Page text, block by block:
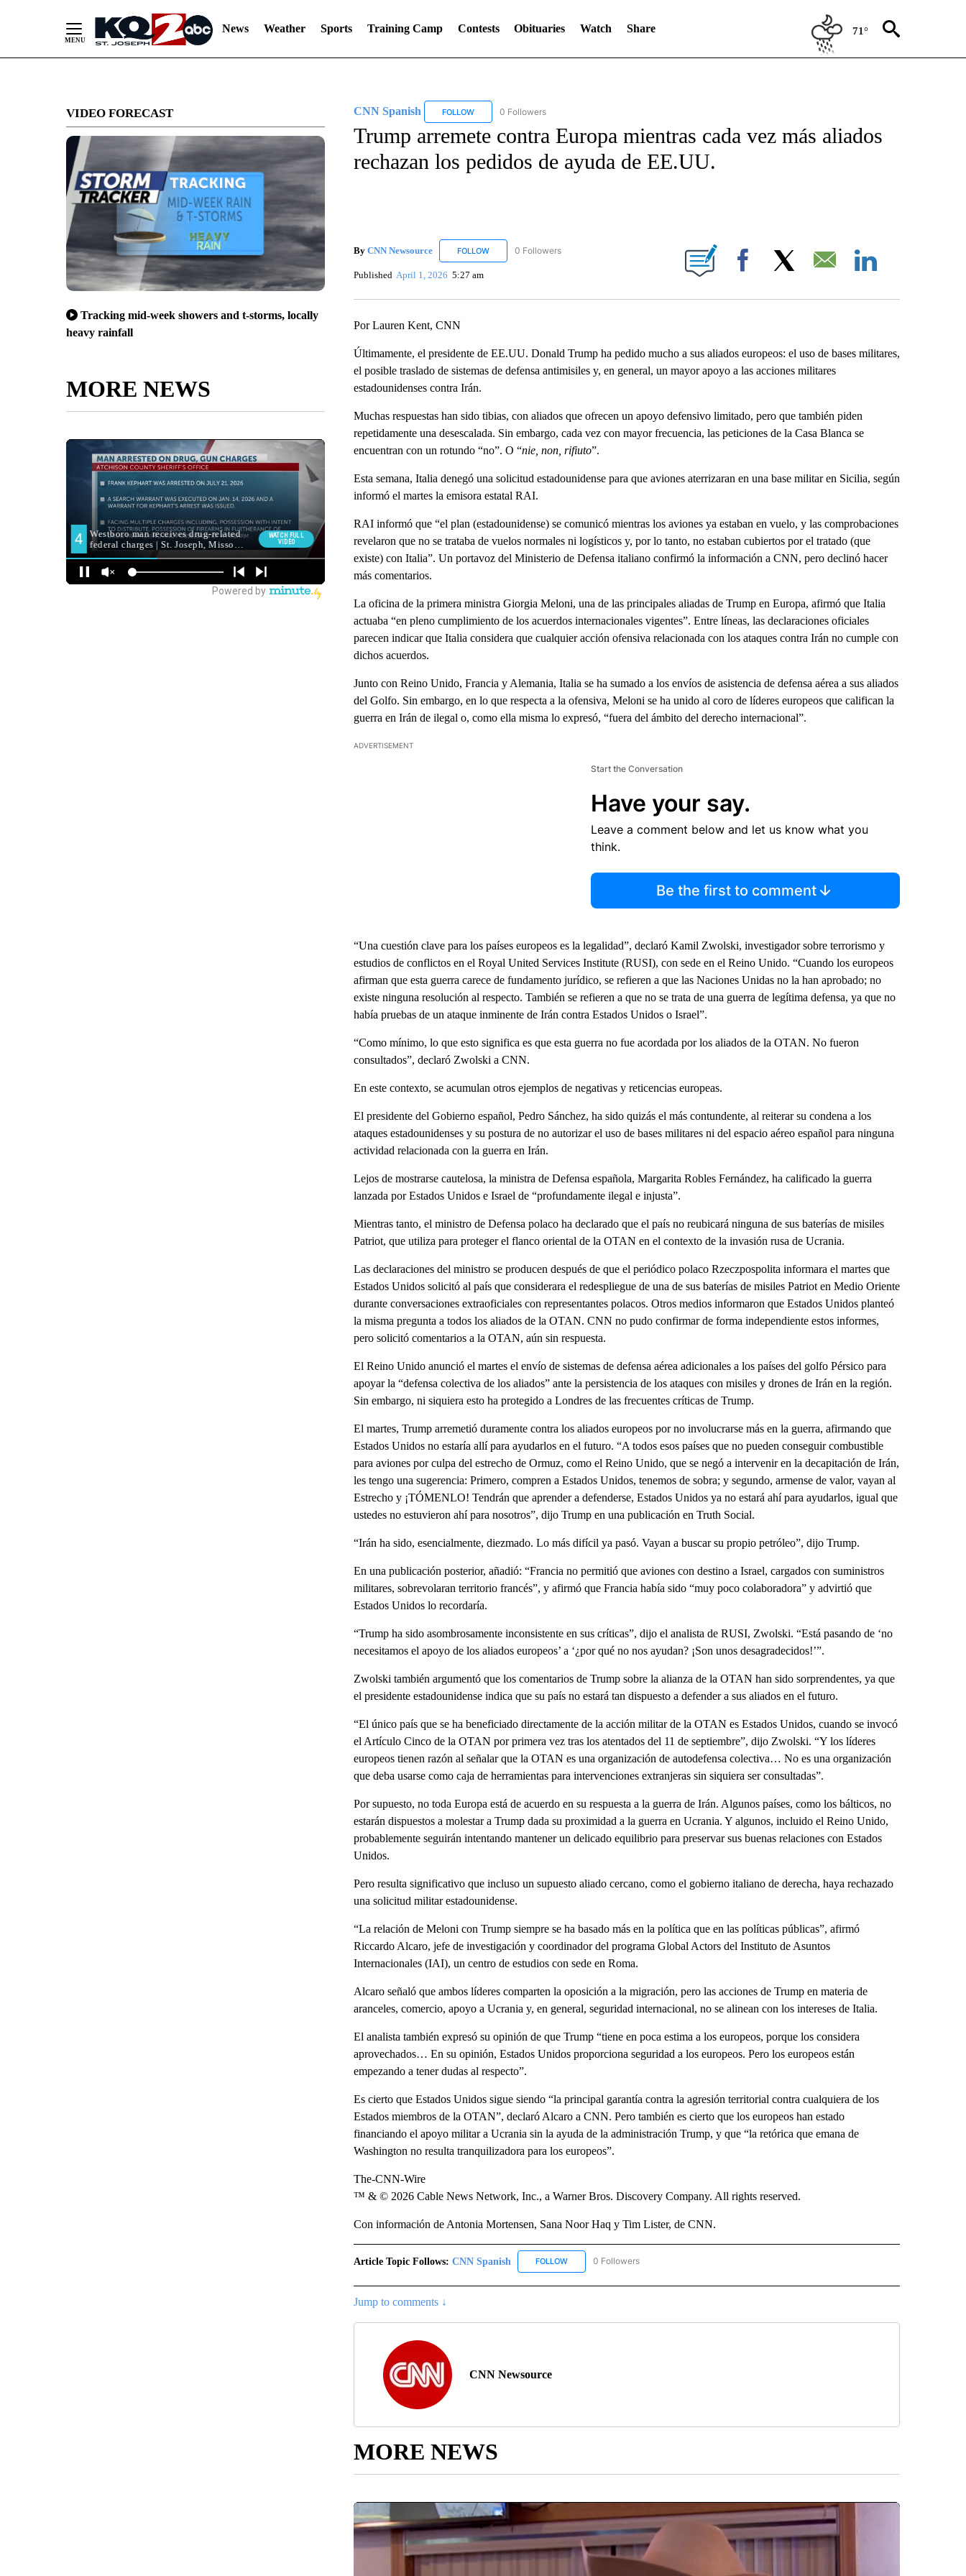
News Weather Sports Training Camp Contests Obituaries Watch Share 71°
VIDEO FORECAST
Tracking mid-week showers and t-storms, locally
heavy rainfall
MORE NEWS
CNN Spanish FOLLOWFOLLOW "CNN SPANISH" TO RECEIVE NOTIFICATIONS ABOUT NEW PAGES ON "CNN SPANISH".
0 Followers
Trump arremete contra Europa mientras cada vez más aliados
rechazan los pedidos de ayuda de EE.UU.
By CNN Newsource FOLLOWFOLLOW "CNN NEWSOURCE" TO RECEIVE NOTIFICATIONS ABOUT NEW PAGES ON "CNN NEWSOURCE".
0 Followers
Published April 1, 2026 5:27 am Facebook Email
Por Lauren Kent, CNN
Últimamente, el presidente de EE.UU. Donald Trump ha pedido mucho a sus aliados europeos: el uso de bases militares,
el posible traslado de sistemas de defensa antimisiles y, en general, un mayor apoyo a las acciones militares
estadounidenses contra Irán.
Muchas respuestas han sido tibias, con aliados que ofrecen un apoyo defensivo limitado, pero que también piden
repetidamente una desescalada. Sin embargo, cada vez con mayor frecuencia, las peticiones de la Casa Blanca se
encuentran con un rotundo “no”. O “nie, non, rifiuto”.
Esta semana, Italia denegó una solicitud estadounidense para que aviones aterrizaran en una base militar en Sicilia, según
informó el martes la emisora ​​estatal RAI.
RAI informó que “el plan (estadounidense) se comunicó mientras los aviones ya estaban en vuelo, y las comprobaciones
revelaron que no se trataba de vuelos normales ni logísticos y, por lo tanto, no estaban cubiertos por el tratado (que
existe) con Italia”. Un portavoz del Ministerio de Defensa italiano confirmó la información a CNN, pero declinó hacer
más comentarios.
La oficina de la primera ministra Giorgia Meloni, una de las principales aliadas de Trump en Europa, afirmó que Italia
actuaba “en pleno cumplimiento de los acuerdos internacionales vigentes”. Entre líneas, las declaraciones oficiales
parecen indicar que Italia considera que cualquier acción ofensiva relacionada con los ataques contra Irán no cumple con
dichos acuerdos.
Junto con Reino Unido, Francia y Alemania, Italia se ha sumado a los envíos de asistencia de defensa aérea a sus aliados
del Golfo. Sin embargo, en lo que respecta a la ofensiva, Meloni se ha unido al coro de líderes europeos que califican la
guerra en Irán de ilegal o, como ella misma lo expresó, “fuera del ámbito del derecho internacional”.
ADVERTISEMENT
Start the Conversation
Have your say.
Leave a comment below and let us know what you
think.
Be the first to comment
“Una cuestión clave para los países europeos es la legalidad”, declaró Kamil Zwolski, investigador sobre terrorismo y
estudios de conflictos en el Royal United Services Institute (RUSI), con sede en el Reino Unido. “Cuando los europeos
afirman que esta guerra carece de fundamento jurídico, se refieren a que las Naciones Unidas no la han aprobado; no
existe ninguna resolución al respecto. También se refieren a que no se trata de una guerra de legítima defensa, ya que no
había pruebas de un ataque inminente de Irán contra Estados Unidos o Israel”.
“Como mínimo, lo que esto significa es que esta guerra no fue acordada por los aliados de la OTAN. No fueron
consultados”, declaró Zwolski a CNN.
En este contexto, se acumulan otros ejemplos de negativas y reticencias europeas.
El presidente del Gobierno español, Pedro Sánchez, ha sido quizás el más contundente, al reiterar su condena a los
ataques estadounidenses y su postura de no autorizar el uso de bases militares ni del espacio aéreo español para ninguna
actividad relacionada con la guerra en Irán.
Lejos de mostrarse cautelosa, la ministra de Defensa española, Margarita Robles Fernández, ha calificado la guerra
lanzada por Estados Unidos e Israel de “profundamente ilegal e injusta”.
Mientras tanto, el ministro de Defensa polaco ha declarado que el país no reubicará ninguna de sus baterías de misiles
Patriot, que utiliza para proteger el flanco oriental de la OTAN en el contexto de la invasión rusa de Ucrania.
Las declaraciones del ministro se producen después de que el periódico polaco Rzeczpospolita informara el martes que
Estados Unidos solicitó al país que considerara el redespliegue de una de sus baterías de misiles Patriot en Medio Oriente
durante conversaciones extraoficiales con representantes polacos. Otros medios informaron que Estados Unidos planteó
la misma pregunta a todos los aliados de la OTAN. CNN no pudo confirmar de forma independiente estos informes,
pero solicitó comentarios a la OTAN, aún sin respuesta.
El Reino Unido anunció el martes el envío de sistemas de defensa aérea adicionales a los países del golfo Pérsico para
apoyar la “defensa colectiva de los aliados” ante la persistencia de los ataques con misiles y drones de Irán en la región.
Sin embargo, ni siquiera esto ha protegido a Londres de las frecuentes críticas de Trump.
El martes, Trump arremetió duramente contra los aliados europeos por no involucrarse más en la guerra, afirmando que
Estados Unidos no estaría allí para ayudarlos en el futuro. “A todos esos países que no pueden conseguir combustible
para aviones por culpa del estrecho de Ormuz, como el Reino Unido, que se negó a intervenir en la decapitación de Irán,
les tengo una sugerencia: Primero, compren a Estados Unidos, tenemos de sobra; y segundo, armense de valor, vayan al
Estrecho y ¡TÓMENLO! Tendrán que aprender a defenderse, Estados Unidos ya no estará ahí para ayudarlos, igual que
ustedes no estuvieron ahí para nosotros”, dijo Trump en una publicación en Truth Social.
“Irán ha sido, esencialmente, diezmado. Lo más difícil ya pasó. Vayan a buscar su propio petróleo”, dijo Trump.
En una publicación posterior, añadió: “Francia no permitió que aviones con destino a Israel, cargados con suministros
militares, sobrevolaran territorio francés”, y afirmó que Francia había sido “muy poco colaboradora” y advirtió que
Estados Unidos lo recordaría.
“Trump ha sido asombrosamente inconsistente en sus críticas”, dijo el analista de RUSI, Zwolski. “Está pasando de ‘no
necesitamos el apoyo de los aliados europeos’ a ‘¿por qué no nos ayudan? ¡Son unos desagradecidos!’”.
Zwolski también argumentó que los comentarios de Trump sobre la alianza de la OTAN han sido sorprendentes, ya que
el presidente estadounidense indica que su país no estará tan dispuesto a defender a sus aliados en el futuro.
“El único país que se ha beneficiado directamente de la acción militar de la OTAN es Estados Unidos, cuando se invocó
el Artículo Cinco de la OTAN por primera vez tras los atentados del 11 de septiembre”, dijo Zwolski. “Y los líderes
europeos tienen razón al señalar que la OTAN es una organización de autodefensa colectiva… No es una organización
que deba usarse como caja de herramientas para intervenciones extranjeras sin siquiera ser consultadas”.
Por supuesto, no toda Europa está de acuerdo en su respuesta a la guerra de Irán. Algunos países, como los bálticos, no
estarán dispuestos a molestar a Trump dada su proximidad a la guerra en Ucrania. Y algunos, incluido el Reino Unido,
probablemente seguirán intentando mantener un delicado equilibrio para preservar sus buenas relaciones con Estados
Unidos.
Pero resulta significativo que incluso un supuesto aliado cercano, como el gobierno italiano de derecha, haya rechazado
una solicitud militar estadounidense.
“La relación de Meloni con Trump siempre se ha basado más en la política que en las políticas públicas”, afirmó
Riccardo Alcaro, jefe de investigación y coordinador del programa Global Actors del Instituto de Asuntos
Internacionales (IAI), un centro de estudios con sede en Roma.
Alcaro señaló que ambos líderes comparten la oposición a la migración, pero las acciones de Trump en materia de
aranceles, comercio, apoyo a Ucrania y, en general, seguridad internacional, no se alinean con los intereses de Italia.
El analista también expresó su opinión de que Trump “tiene en poca estima a los europeos, porque los considera
aprovechados… En su opinión, Estados Unidos proporciona seguridad a los europeos. Pero los europeos están
empezando a tener dudas al respecto”.
Es cierto que Estados Unidos sigue siendo “la principal garantía contra la agresión territorial contra cualquiera de los
Estados miembros de la OTAN”, declaró Alcaro a CNN. Pero también es cierto que los europeos han estado
financiando el apoyo militar a Ucrania sin la ayuda de la administración Trump, y que “la retórica que emana de
Washington no resulta tranquilizadora para los europeos”.
The-CNN-Wire
™ & © 2026 Cable News Network, Inc., a Warner Bros. Discovery Company. All rights reserved.
Con información de Antonia Mortensen, Sana Noor Haq y Tim Lister, de CNN.
Article Topic Follows: CNN Spanish FOLLOWFOLLOW "CNN SPANISH" TO RECEIVE NOTIFICATIONS ABOUT NEW PAGES ON "CNN SPANISH".
0 Followers
Jump to comments ↓
CNN Newsource
MORE NEWS